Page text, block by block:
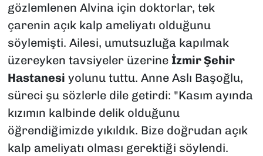
gözlemlenen Alvina için doktorlar, tek
çarenin açık kalp ameliyatı olduğunu
söylemişti. Ailesi, umutsuzluğa kapılmak
üzereyken tavsiyeler üzerine İzmir Şehir
Hastanesi yolunu tuttu. Anne Aslı Başoğlu,
süreci şu sözlerle dile getirdi: "Kasım ayında
kızımın kalbinde delik olduğunu
öğrendiğimizde yıkıldık. Bize doğrudan açık
kalp ameliyatı olması gerektiği söylendi.